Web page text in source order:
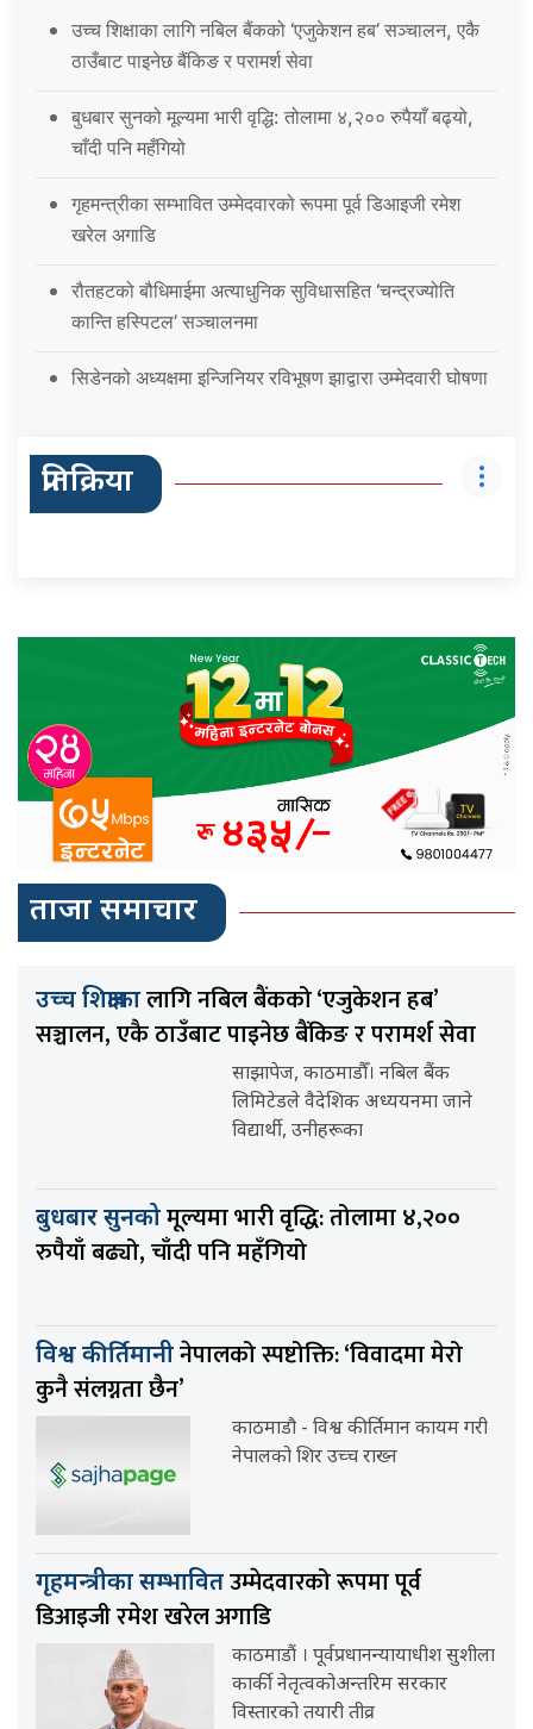
उच्च शिक्षाका लागि नबिल बैंकको ‘एजुकेशन हब’ सञ्चालन, एकै
ठाउँबाट पाइनेछ बैंकिङ र परामर्श सेवा
बुधबार सुनको मूल्यमा भारी वृद्धि: तोलामा ४,२०० रुपैयाँ बढ्यो,
चाँदी पनि महँगियो
गृहमन्त्रीका सम्भावित उम्मेदवारको रूपमा पूर्व डिआइजी रमेश
खरेल अगाडि
रौतहटको बौधिमाईमा अत्याधुनिक सुविधासहित ‘चन्द्रज्योति
कान्ति हस्पिटल’ सञ्चालनमा
सिडेनको अध्यक्षमा इन्जिनियर रविभूषण झाद्वारा उम्मेदवारी घोषणा
प्रतिक्रिया
ताजा समाचार
उच्च शिक्षाकालागि नबिल बैंकको ‘एजुकेशन हब’
सञ्चालन, एकै ठाउँबाट पाइनेछ बैंकिङ र परामर्श सेवा
साझापेज, काठमाडौँ। नबिल बैंक
लिमिटेडले वैदेशिक अध्ययनमा जाने
विद्यार्थी, उनीहरूका
बुधबार सुनकोमूल्यमा भारी वृद्धि: तोलामा ४,२००
रुपैयाँ बढ्यो, चाँदी पनि महँगियो
विश्व कीर्तिमानीनेपालको स्पष्टोक्ति: ‘विवादमा मेरो
कुनै संलग्नता छैन’
काठमाडौ - विश्व कीर्तिमान कायम गरी
नेपालको शिर उच्च राख्न
गृहमन्त्रीका सम्भावितउम्मेदवारको रूपमा पूर्व
डिआइजी रमेश खरेल अगाडि
काठमाडौं । पूर्वप्रधानन्यायाधीश सुशीला
कार्की नेतृत्वकोअन्तरिम सरकार
विस्तारको तयारी तीव्र